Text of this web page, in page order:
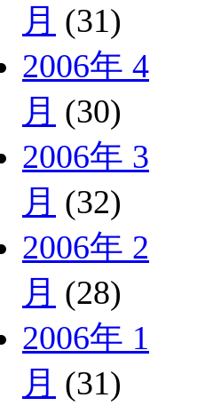
月 (31)
2006年 4
月 (30)
2006年 3
月 (32)
2006年 2
月 (28)
2006年 1
月 (31)